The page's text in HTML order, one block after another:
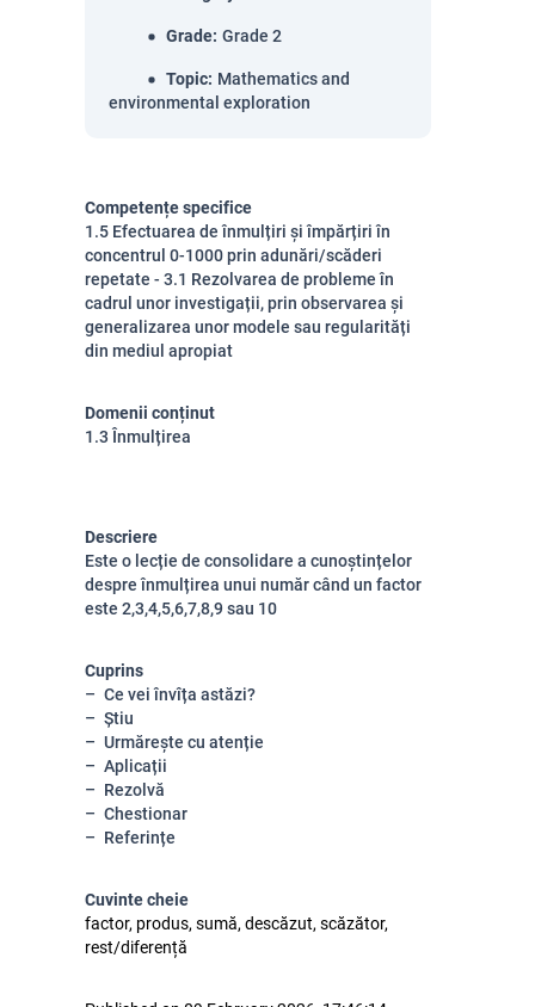
Grade: Grade 2
Topic: Mathematics and
environmental exploration
Competențe specifice
1.5 Efectuarea de înmulțiri și împărțiri în
concentrul 0-1000 prin adunări/scăderi
repetate - 3.1 Rezolvarea de probleme în
cadrul unor investigații, prin observarea și
generalizarea unor modele sau regularități
din mediul apropiat
Domenii conținut
1.3 Înmulțirea
Descriere
Este o lecție de consolidare a cunoștințelor
despre înmulțirea unui număr când un factor
este 2,3,4,5,6,7,8,9 sau 10
Cuprins
Ce vei învîța astăzi?
Știu
Urmărește cu atenție
Aplicații
Rezolvă
Chestionar
Referințe
Cuvinte cheie
factor, produs, sumă, descăzut, scăzător,
rest/diferență